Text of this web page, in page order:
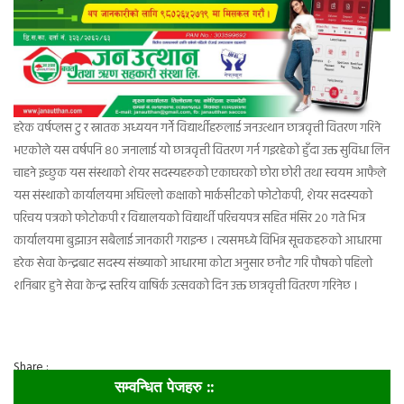
हरेक वर्षप्लस टु र स्नातक अध्ययन गर्ने विद्यार्थीहरुलाई जनउत्थान छात्रवृत्ती वितरण गरिने
भएकोले यस वर्षपनि ८० जनालाई यो छात्रवृत्ती वितरण गर्न गइरहेको हुँदा उक्त सुविधा लिन
चाहने इच्छुक यस संस्थाको शेयर सदस्यहरुको एकाघरको छोरा छोरी तथा स्वयम आफैले
यस संस्थाको कार्यालयमा अघिल्लो कक्षाको मार्कसीटको फोटोकपी, शेयर सदस्यको
परिचय पत्रको फोटोकपी र विद्यालयको विद्यार्थी परिचयपत्र सहित मंसिर २० गते भित्र
कार्यालयमा बुझाउन सबैलाई जानकारी गराइन्छ । त्यसमध्ये विभिन्न सूचकहरुको आधारमा
हरेक सेवा केन्द्रबाट सदस्य संख्याको आधारमा कोटा अनुसार छनौट गरि पौषको पहिलो
शनिबार हुने सेवा केन्द्र स्तरिय वाषिर्क उत्सवको दिन उक्त छात्रवृत्ती वितरण गरिनेछ ।
Share :
सम्वन्धित पेजहरु ::